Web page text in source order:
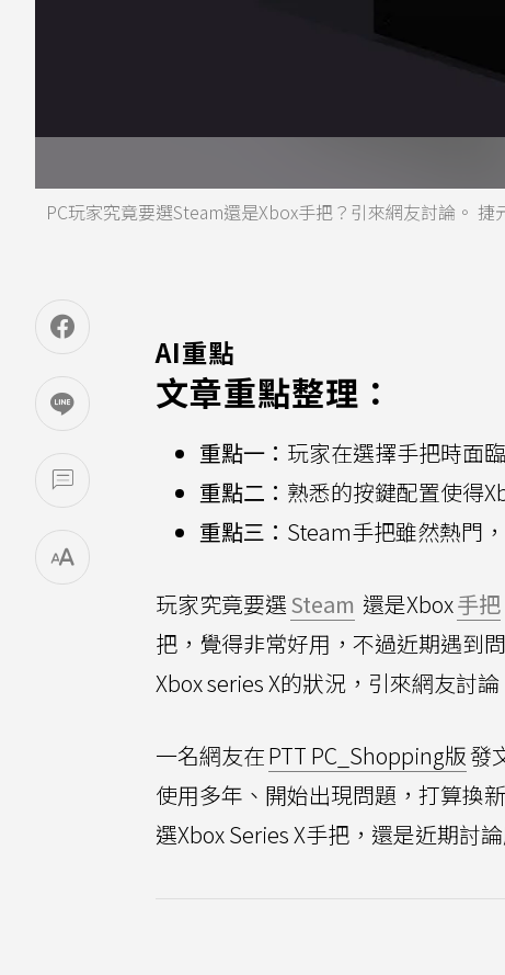
PC玩家究竟要選Steam還是Xbox手把？引來網友討論。 捷
AI重點
文章重點整理：
重點一： 玩家在選擇手把時面
重點二： 熟悉的按鍵配置使得
重點三： Steam手把雖然熱門
玩家究竟要選Steam 還是Xbox手把
把，覺得非常好用，不過近期遇到
Xbox series X的狀況，引來網友討論
一名網友在PTT PC_Shopping版發
使用多年、開始出現問題，打算換
選Xbox Series X手把，還是近期討